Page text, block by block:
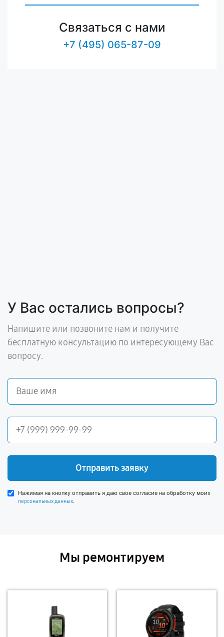
Связаться с нами
+7 (495) 065-87-09
У Вас остались вопросы?
Напишите или позвоните нам и получите
бесплатную консультацию по интересующему Вас
вопросу.
Отправить заявку
Нажимая на кнопку отправить я даю свое согласие на обработку моих
персональных данных.
Мы ремонтируем